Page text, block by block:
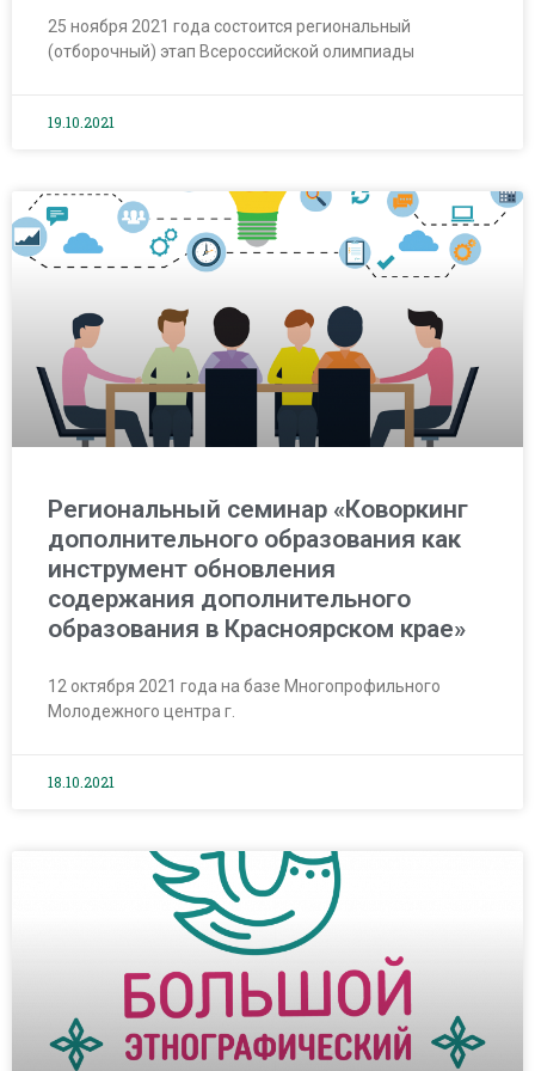
25 ноября 2021 года состоится региональный
(отборочный) этап Всероссийской олимпиады
19.10.2021
Региональный семинар «Коворкинг
дополнительного образования как
инструмент обновления
содержания дополнительного
образования в Красноярском крае»
12 октября 2021 года на базе Многопрофильного
Молодежного центра г.
18.10.2021